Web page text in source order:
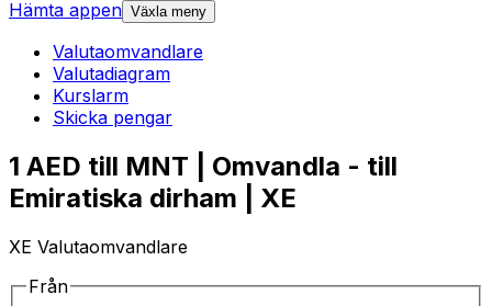
Hämta appen Växla meny
Valutaomvandlare
Valutadiagram
Kurslarm
Skicka pengar
1 AED till MNT | Omvandla - till
Emiratiska dirham | XE
XE Valutaomvandlare
Från